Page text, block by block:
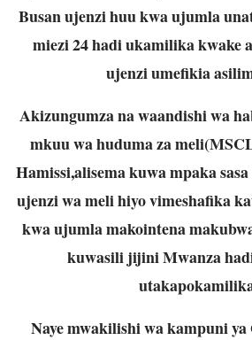
Busan ujenzi huu kwa ujumla
miezi 24 hadi ukamilika kwake
ujenzi umefikia
Akizungumza na waandishi wa
mkuu wa huduma za
Hamissi,alisema kuwa mpaka
ujenzi wa meli hiyo vimeshafika
kwa ujumla makointena
kuwasili jijini Mwanza
Naye mwakilishi wa kampuni ya